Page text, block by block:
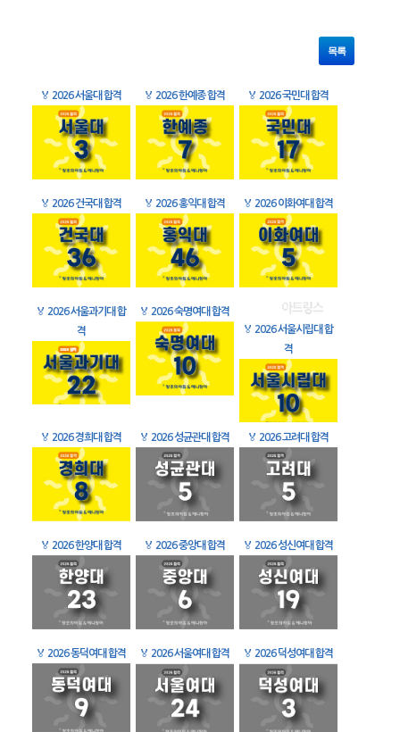
목록
🏅 2026 서울대 합격 🏅 2026 한예종 합격 🏅 2026 국민대 합격
🏅 2026 건국대 합격 🏅 2026 홍익대 합격 🏅 2026 이화여대 합격
🏅 2026 서울과기대 합
격
🏅 2026 숙명여대 합격
🏅 2026 서울시립대 합
격
🏅 2026 경희대 합격 🏅 2026 성균관대 합격 🏅 2026 고려대 합격
🏅 2026 한양대 합격 🏅 2026 중앙대 합격 🏅 2026 성신여대 합격
🏅 2026 동덕여대 합격 🏅 2026 서울여대 합격 🏅 2026 덕성여대 합격